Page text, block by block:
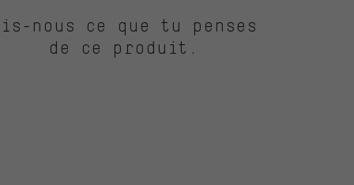
nous ce que tu penses
de ce produit.